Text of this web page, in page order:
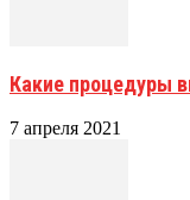
Какие процедуры
7 апреля 2021